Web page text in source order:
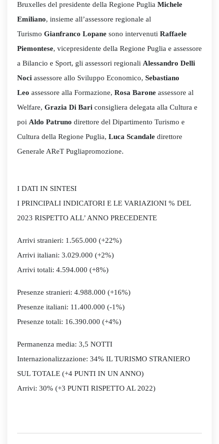
Bruxelles del presidente della Regione Puglia Michele
Emiliano, insieme all’assessore regionale al
Turismo Gianfranco Lopane sono intervenuti Raffaele
Piemontese, vicepresidente della Regione Puglia e assessore
a Bilancio e Sport, gli assessori regionali Alessandro Delli
Noci assessore allo Sviluppo Economico, Sebastiano
Leo assessore alla Formazione, Rosa Barone assessore al
Welfare, Grazia Di Bari consigliera delegata alla Cultura e
poi Aldo Patruno direttore del Dipartimento Turismo e
Cultura della Regione Puglia, Luca Scandale direttore
Generale AReT Pugliapromozione.
I DATI IN SINTESI
I PRINCIPALI INDICATORI E LE VARIAZIONI % DEL
2023 RISPETTO ALL’ ANNO PRECEDENTE
Arrivi stranieri: 1.565.000 (+22%)
Arrivi italiani: 3.029.000 (+2%)
Arrivi totali: 4.594.000 (+8%)
Presenze stranieri: 4.988.000 (+16%)
Presenze italiani: 11.400.000 (-1%)
Presenze totali: 16.390.000 (+4%)
Permanenza media: 3,5 NOTTI
Internazionalizzazione: 34% IL TURISMO STRANIERO
SUL TOTALE (+4 PUNTI IN UN ANNO)
Arrivi: 30% (+3 PUNTI RISPETTO AL 2022)